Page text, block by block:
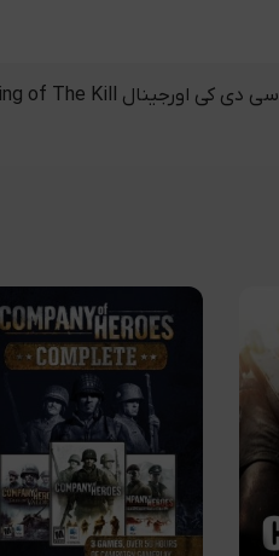
سی دی کی اورجینال H1Z1 King of The Kill